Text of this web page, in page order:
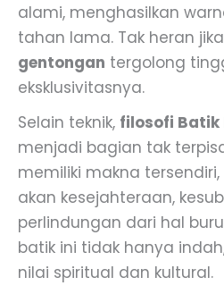
alami, menghasilkan
tahan lama. Tak heran jika
gentongan tergolong
eksklusivitasnya.
Selain teknik, filosofi Batik
menjadi bagian tak
memiliki makna
akan kesejahteraan,
perlindungan dari hal
batik ini tidak hanya
nilai spiritual dan kultural.